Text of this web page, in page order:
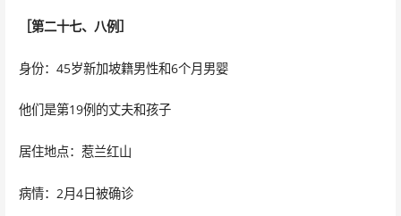
［第二十七、八例］
身份：45岁新加坡籍男性和6个月男婴
他们是第19例的丈夫和孩子
居住地点：惹兰红山
病情：2月4日被确诊